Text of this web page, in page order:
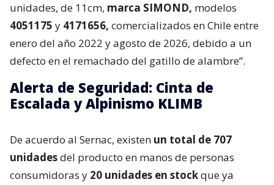
unidades, de 11cm, marca SIMOND, modelos
4051175 y 4171656, comercializados en Chile entre
enero del año 2022 y agosto de 2026, debido a un
defecto en el remachado del gatillo de alambre”.
Alerta de Seguridad: Cinta de
Escalada y Alpinismo KLIMB
De acuerdo al Sernac, existen un total de 707
unidadesdel producto en manos de personas
consumidoras y 20 unidades en stockque ya